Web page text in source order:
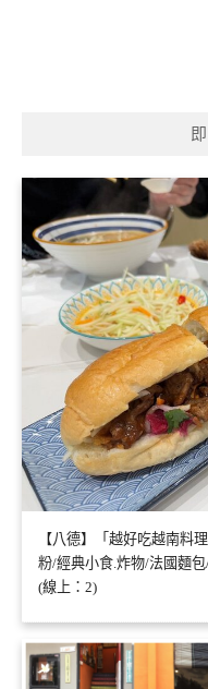
【八德】「越好吃越南料
粉/經典小食.炸物/法國麵
(線上：2)